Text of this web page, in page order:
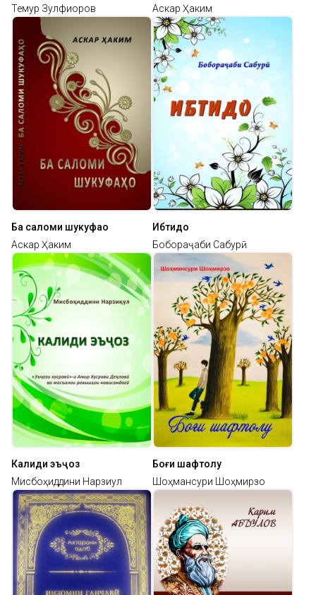
Темур Зулфиқоров
Аскар Ҳаким
Ба саломи шукуфаҳо
Аскар Ҳаким
Ибтидо
Бобораҷаби Сабурӣ
Калиди эъҷоз
Мисбоҳиддини Нарзиқул
Боғи шафтолу
Шоҳмансури Шоҳмирзо